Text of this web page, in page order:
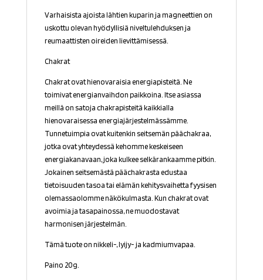
Varhaisista ajoista lähtien kuparin ja magneettien on
uskottu olevan hyödyllisiä niveltulehduksen ja
reumaattisten oireiden lievittämisessä.
Chakrat
Chakrat ovat hienovaraisia energiapisteitä. Ne
toimivat energianvaihdon paikkoina. Itse asiassa
meillä on satoja chakrapisteitä kaikkialla
hienovaraisessa energiajärjestelmässämme.
Tunnetuimpia ovat kuitenkin seitsemän päächakraa,
jotka ovat yhteydessä kehomme keskeiseen
energiakanavaan, joka kulkee selkärankaamme pitkin.
Jokainen seitsemästä päächakrasta edustaa
tietoisuuden tasoa tai elämän kehitysvaihetta fyysisen
olemassaolomme näkökulmasta. Kun chakrat ovat
avoimia ja tasapainossa, ne muodostavat
harmonisen järjestelmän.
Tämä tuote on nikkeli-, lyijy- ja kadmiumvapaa.
Paino 20g.